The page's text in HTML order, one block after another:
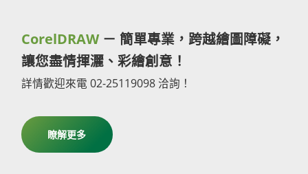
CorelDRAW － 簡單專業，跨越繪圖障礙，
讓您盡情揮灑、彩繪創意！
詳情歡迎來電 02-25119098 洽詢！
瞭解更多